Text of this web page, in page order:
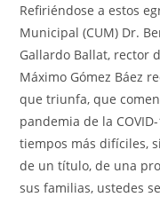
Refiriéndose a estos
Municipal (CUM) Dr.
Gallardo Ballat, rector
Máximo Gómez Báez
que triunfa, que
pandemia de la
tiempos más difíciles,
de un título, de una
sus familias, ustedes